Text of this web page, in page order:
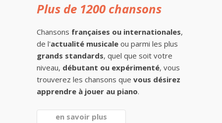
Plus de 1200 chansons
Chansons françaises ou internationales,
de l'actualité musicale ou parmi les plus
grands standards, quel que soit votre
niveau, débutant ou expérimenté, vous
trouverez les chansons que vous désirez
apprendre à jouer au piano.
en savoir plus